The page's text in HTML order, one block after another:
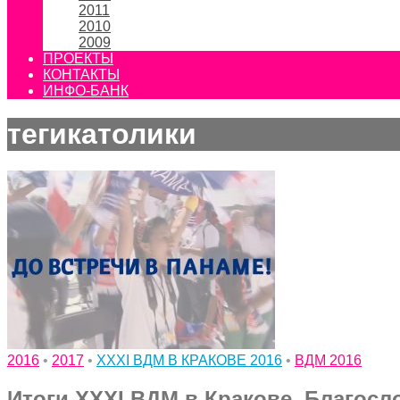
2011
2010
2009
ПРОЕКТЫ
КОНТАКТЫ
ИНФО-БАНК
тегикатолики
2016 • 2017 • XXXI ВДМ В КРАКОВЕ 2016 • ВДМ 2016